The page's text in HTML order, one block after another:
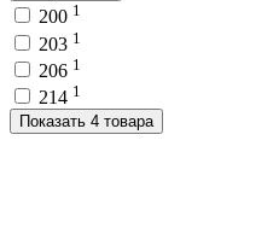
200 1
203 1
206 1
214 1
Показать 4 товара